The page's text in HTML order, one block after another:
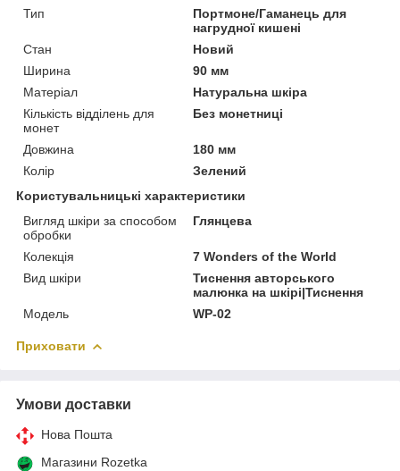
Тип
Портмоне/Гаманець для
нагрудної кишені
Стан
Новий
Ширина
90 мм
Матеріал
Натуральна шкіра
Кількість відділень для
монет
Без монетниці
Довжина
180 мм
Колір
Зелений
Користувальницькі характеристики
Вигляд шкіри за способом
обробки
Глянцева
Колекція
7 Wonders of the World
Вид шкіри
Тиснення авторського
малюнка на шкірі|Тиснення
Модель
WP-02
Приховати
Умови доставки
Нова Пошта
Магазини Rozetka